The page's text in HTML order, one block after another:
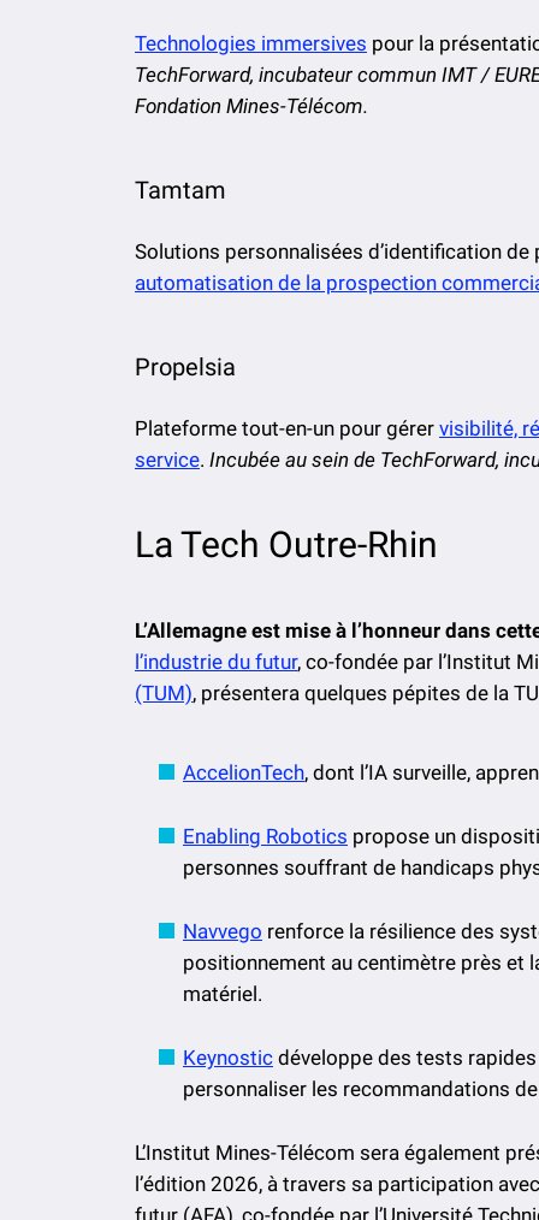
Technologies immersives pour la
TechForward, incubateur commun IMT /
Fondation Mines-Télécom.
Tamtam
Solutions personnalisées d’identification
automatisation de la prospection
Propelsia
Plateforme tout-en-un pour gérer visibilité,
service. Incubée au sein de TechForward,
La Tech Outre-Rhin
L’Allemagne est mise à l’honneur dans
l’industrie du futur, co-fondée par l’Institut
(TUM), présentera quelques pépites de la
AccelionTech, dont l’IA surveille,
Enabling Robotics propose un
personnes souffrant de handicaps
Navvego renforce la résilience des
positionnement au centimètre près et
matériel.
Keynostic développe des tests
personnaliser les recommandations
L’Institut Mines-Télécom sera également
l’édition 2026, à travers sa participation
futur (AFA), co-fondée par l’Université